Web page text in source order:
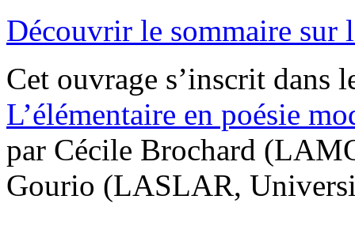
Découvrir le sommaire sur
Cet ouvrage s’inscrit dans
L’élémentaire en poésie
par Cécile Brochard
Gourio (LASLAR,